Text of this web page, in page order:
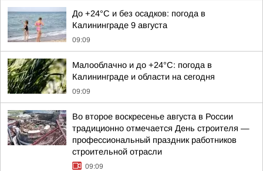
До +24°С и без осадков: погода в
Калининграде 9 августа
09:09
Малооблачно и до +24°С: погода в
Калининграде и области на сегодня
09:09
Во второе воскресенье августа в России
традиционно отмечается День строителя —
профессиональный праздник работников
строительной отрасли
09:09